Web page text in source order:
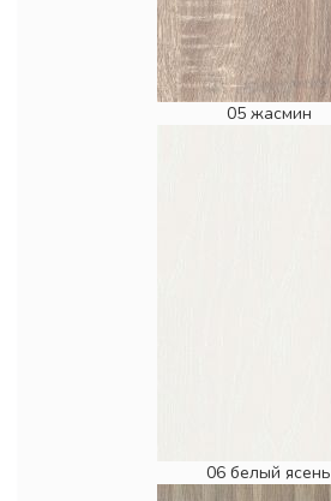
05 жасмин
06 белый ясень